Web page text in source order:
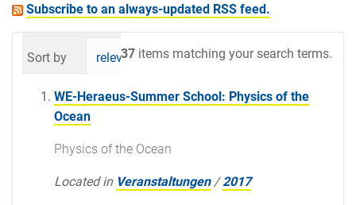
Subscribe to an always-updated RSS feed.
37 items matching your search terms.
Sort by relevance date (newest first)
WE-Heraeus-Summer School: Physics of the
Ocean
Physics of the Ocean
Located in Veranstaltungen /2017